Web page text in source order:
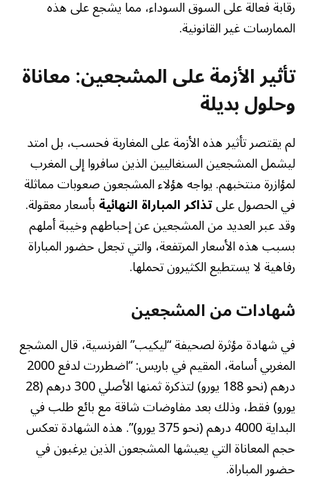
رقابة فعالة على السوق السوداء، مما يشجع على هذه
الممارسات غير القانونية.
تأثير الأزمة على المشجعين: معاناة
وحلول بديلة
لم يقتصر تأثير هذه الأزمة على المغاربة فحسب، بل امتد
ليشمل المشجعين السنغاليين الذين سافروا إلى المغرب
لمؤازرة منتخبهم. يواجه هؤلاء المشجعون صعوبات مماثلة
في الحصول علىتذاكر المباراة النهائيةبأسعار معقولة.
وقد عبر العديد من المشجعين عن إحباطهم وخيبة أملهم
بسبب هذه الأسعار المرتفعة، والتي تجعل حضور المباراة
رفاهية لا يستطيع الكثيرون تحملها.
شهادات من المشجعين
في شهادة مؤثرة لصحيفة “ليكيب” الفرنسية، قال المشجع
المغربي أسامة، المقيم في باريس: “اضطررت لدفع 2000
درهم (نحو 188 يورو) لتذكرة ثمنها الأصلي 300 درهم (28
يورو) فقط، وذلك بعد مفاوضات شاقة مع بائع طلب في
البداية 4000 درهم (نحو 375 يورو)”. هذه الشهادة تعكس
حجم المعاناة التي يعيشها المشجعون الذين يرغبون في
حضور المباراة.